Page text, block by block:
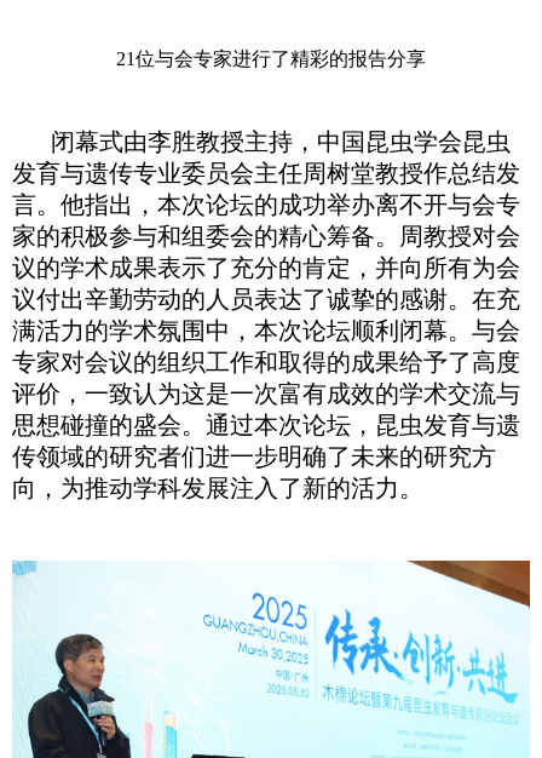
21位与会专家进行了精彩的报告分享
闭幕式由李胜教授主持，中国昆虫学会昆虫
发育与遗传专业委员会主任周树堂教授作总结发
言。他指出，本次论坛的成功举办离不开与会专
家的积极参与和组委会的精心筹备。周教授对会
议的学术成果表示了充分的肯定，并向所有为会
议付出辛勤劳动的人员表达了诚挚的感谢。在充
满活力的学术氛围中，本次论坛顺利闭幕。与会
专家对会议的组织工作和取得的成果给予了高度
评价，一致认为这是一次富有成效的学术交流与
思想碰撞的盛会。通过本次论坛，昆虫发育与遗
传领域的研究者们进一步明确了未来的研究方
向，为推动学科发展注入了新的活力。